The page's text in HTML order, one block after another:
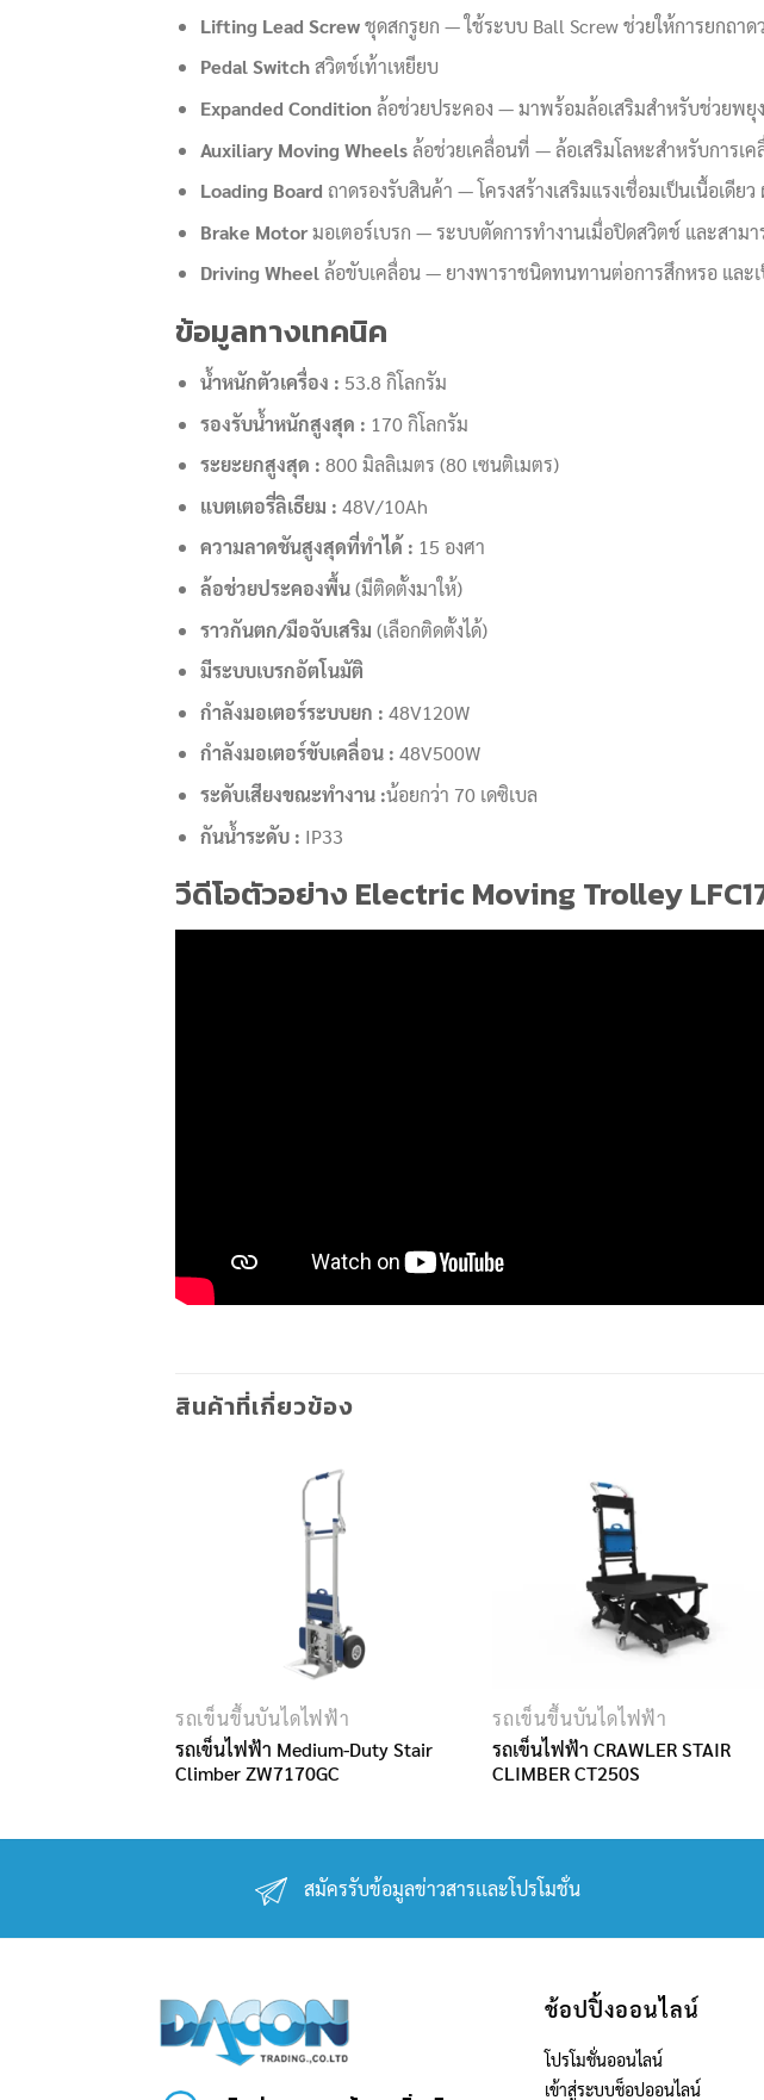
Lifting Lead Screwชุดสกรูยก — ใช้ระบบ Ball Screw ช่วยให้การยกถา
Pedal Switchสวิตช์เท้าเหยียบ
Expanded Condition ล้อช่วยประคอง — มาพร้อมล้อเสริมสำหรับช่วยพยุ
Auxiliary Moving Wheelsล้อช่วยเคลื่อนที่ — ล้อเสริมโลหะสำหรับการเ
Loading Board ถาดรองรับสินค้า — โครงสร้างเสริมแรงเชื่อมเป็นเนื้อเดี
Brake Motorมอเตอร์เบรก — ระบบตัดการทำงานเมื่อปิดสวิตช์ และสามา
Driving Wheelล้อขับเคลื่อน — ยางพาราชนิดทนทานต่อการสึกหรอ และ
ข้อมูลทางเทคนิค
น้ำหนักตัวเครื่อง : 53.8 กิโลกรัม
รองรับน้ำหนักสูงสุด : 170 กิโลกรัม
ระยะยกสูงสุด : 800 มิลลิเมตร (80 เซนติเมตร)
แบตเตอรี่ลิเธียม : 48V/10Ah
ความลาดชันสูงสุดที่ทำได้ : 15 องศา
ล้อช่วยประคองพื้น(มีติดตั้งมาให้)
ราวกันตก/มือจับเสริม (เลือกติดตั้งได้)
มีระบบเบรกอัตโนมัติ
กำลังมอเตอร์ระบบยก : 48V120W
กำลังมอเตอร์ขับเคลื่อน : 48V500W
ระดับเสียงขณะทำงาน :น้อยกว่า 70 เดซิเบล
กันน้ำระดับ : IP33
วีดีโอตัวอย่าง Electric Moving Trolley
สินค้าที่เกี่ยวข้อง
รถเข็นขึ้นบันไดไฟฟ้า
รถเข็นไฟฟ้า Medium-Duty Stair
Climber ZW7170GC
รถเข็นขึ้นบันไดไฟฟ้า
รถเข็นไฟฟ้า CRAWLER STAIR
CLIMBER CT250S
สมัครรับข้อมูลข่าวสารเเละโปรโมชั่น
ช้อปปิ้งออนไลน์
โปรโมชั่นออนไลน์
เข้าสู่ระบบช็อปออนไลน์